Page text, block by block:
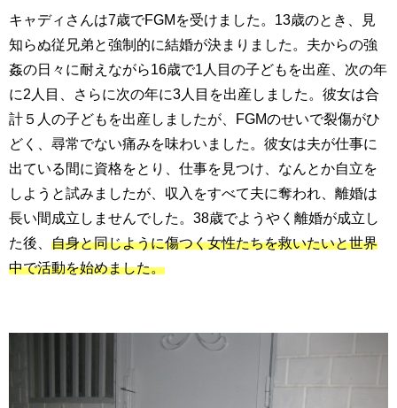
キャディさんは7歳でFGMを受けました。 13歳のとき、見
知らぬ従兄弟と強制的に結婚が決まりました。夫からの強
姦の日々に耐えながら16歳で1 人目の子どもを出産、次の年
に2 人目、さらに次の年に3 人目を出産しました。彼女は合
計５人の子どもを出産しましたが、 FGMのせいで裂傷がひ
どく、尋常でない痛みを味わいました。彼女は夫が仕事に
出ている間に資格をとり、仕事を見つけ、なんとか自立を
しようと試みましたが、収入をすべて夫に奪われ、離婚は
長い間成立しませんでした。 38歳でようやく離婚が成立し
た後、 自身と同じように傷つく女性たちを救いたいと世界
中で活動を始めました。